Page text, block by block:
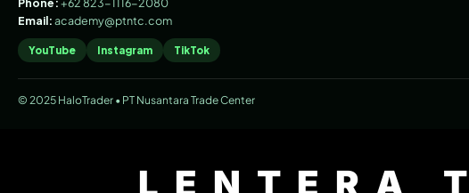
Email:academy@ptntc.com
YouTube Instagram TikTok
© 2025 HaloTrader • PT Nusantara Trade Center
LENTERA